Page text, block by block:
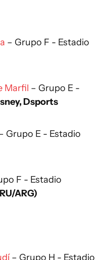
– Grupo F - Estadio
Marfil – Grupo E -
Dsports
Grupo E - Estadio
F - Estadio
ARG)
– Grupo H - Estadio